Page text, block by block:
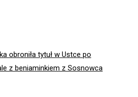
obroniła tytuł w Ustce po
z beniaminkiem z Sosnowca